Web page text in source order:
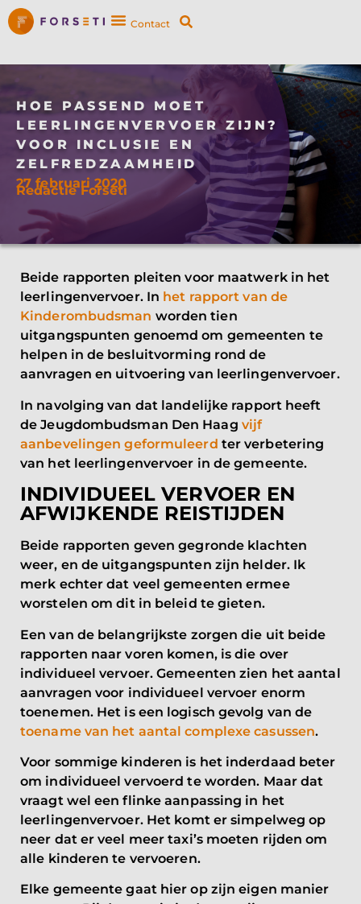
Contact
HOE PASSEND MOET
LEERLINGENVERVOER ZIJN?
VOOR INCLUSIE EN
ZELFREDZAAMHEID
27 februari 2020
Redactie Forseti
Beide rapporten pleiten voor maatwerk in het
leerlingenvervoer. In het rapport van de
Kinderombudsman worden tien
uitgangspunten genoemd om gemeenten te
helpen in de besluitvorming rond de
aanvragen en uitvoering van leerlingenvervoer.
In navolging van dat landelijke rapport heeft
de Jeugdombudsman Den Haag vijf
aanbevelingen geformuleerd ter verbetering
van het leerlingenvervoer in de gemeente.
INDIVIDUEEL VERVOER EN
AFWIJKENDE REISTIJDEN
Beide rapporten geven gegronde klachten
weer, en de uitgangspunten zijn helder. Ik
merk echter dat veel gemeenten ermee
worstelen om dit in beleid te gieten.
Een van de belangrijkste zorgen die uit beide
rapporten naar voren komen, is die over
individueel vervoer. Gemeenten zien het aantal
aanvragen voor individueel vervoer enorm
toenemen. Het is een logisch gevolg van de
toename van het aantal complexe casussen.
Voor sommige kinderen is het inderdaad beter
om individueel vervoerd te worden. Maar dat
vraagt wel een flinke aanpassing in het
leerlingenvervoer. Het komt er simpelweg op
neer dat er veel meer taxi’s moeten rijden om
alle kinderen te vervoeren.
Elke gemeente gaat hier op zijn eigen manier